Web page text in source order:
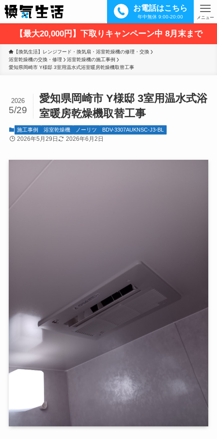
お電話はこちら
年中無休 9:00-20:00 メニュー
【最大20,000円】下取りキャンペーン中 8月末まで
【換気生活】レンジフード・換気扇・浴室乾燥機の修理・交換
浴室乾燥機の交換・修理
浴室乾燥機の施工事例
愛知県岡崎市 Y様邸 3室用温水式浴室暖房乾燥機取替工事
愛知県岡崎市 Y様邸 3室用温水式浴
室暖房乾燥機取替工事
2026
5/29
施工事例 浴室乾燥機 ノーリツ BDV-3307AUKNSC-J3-BL
2026年5月29日 2026年6月2日